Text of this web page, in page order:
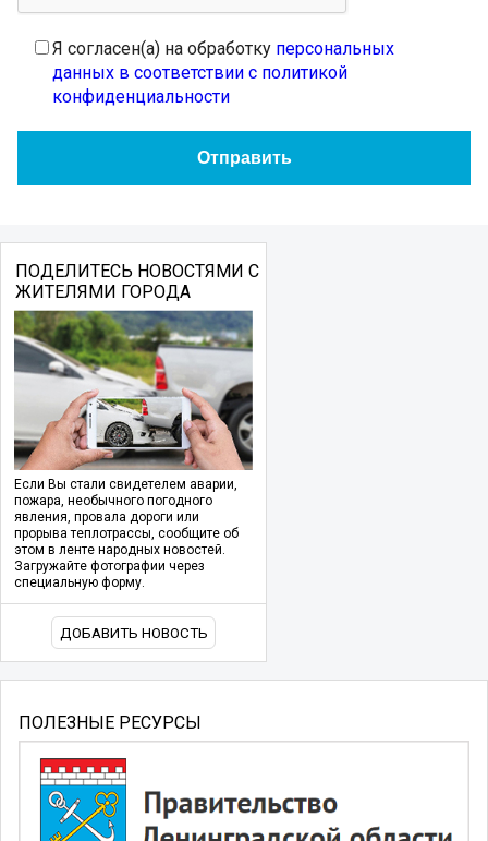
Я согласен(а) на обработку персональных
данных в соответствии с политикой
конфиденциальности
ПОДЕЛИТЕСЬ НОВОСТЯМИ С
ЖИТЕЛЯМИ ГОРОДА
Если Вы стали свидетелем аварии,
пожара, необычного погодного
явления, провала дороги или
прорыва теплотрассы, сообщите об
этом в ленте народных новостей.
Загружайте фотографии через
специальную форму.
ДОБАВИТЬ НОВОСТЬ
ПОЛЕЗНЫЕ РЕСУРСЫ